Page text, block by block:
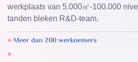
werkplaats van 5.000㎡-100.000
tanden bleken R&D-team.
● Meer dan 200 werknemers
●